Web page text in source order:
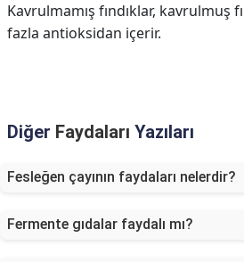
Kavrulmamış fındıklar, kavrulmuş
fazla antioksidan içerir.
Diğer Faydaları Yazıları
Fesleğen çayının faydaları nelerdir?
Fermente gıdalar faydalı mı?